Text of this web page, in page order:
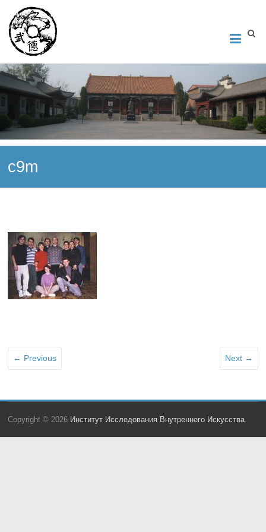
Институт Исследования Внутреннего Искусства
Школа тайцзи-цюань стиля Чэнь, Петербург. Руководитель
Андрей Середняков.
c9m
← Previous Next →
Copyright © 2026 Институт Исследования Внутреннего Искусства.